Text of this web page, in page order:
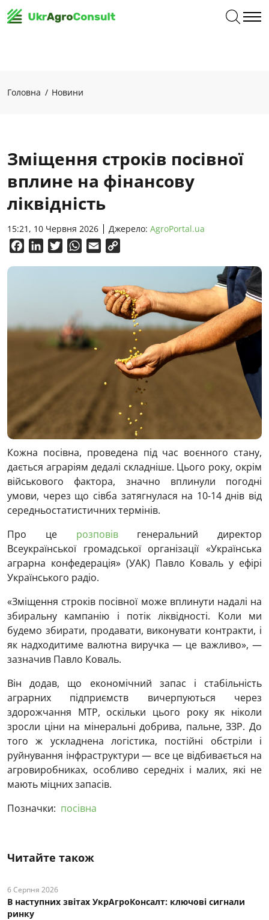
Головна Новини
Зміщення строків посівної
вплине на фінансову
ліквідність
15:21, 10 Червня 2026 Джерело: AgroPortal.ua
FacebookLinkedInTwitterWhatsApp
Email
Кожна посівна, проведена під час воєнного стану,
дається аграріям дедалі складніше. Цього року, окрім
військового фактора, значно вплинули погодні
умови, через що сівба затягнулася на 10-14 днів від
середньостатистичних термінів.
Про це розповівгенеральний директор
Всеукраїнської громадської організації «Українська
аграрна конфедерація» (УАК) Павло Коваль у ефірі
Українського радіо.
«Зміщення строків посівної може вплинути надалі на
збиральну кампанію і потік ліквідності. Коли ми
будемо збирати, продавати, виконувати контракти, і
як надходитиме валютна виручка — це важливо», —
зазначив Павло Коваль.
Він додав, що економічний запас і стабільність
аграрних підприємств вичерпуються через
здорожчання МТР, оскільки цього року як ніколи
зросли ціни на мінеральні добрива, пальне, ЗЗР. До
того ж ускладнена логістика, постійні обстріли і
руйнування інфраструктури — все це відбивається на
агровиробниках, особливо середніх і малих, які не
мають міцних запасів.
Позначки: посівна
Читайте також
6 Серпня 2026
В наступних звітах УкрАгроКонсалт: ключові cигнали
ринку